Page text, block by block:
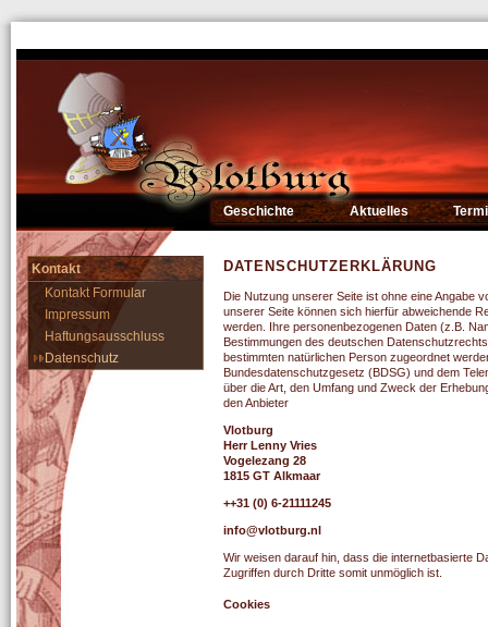
Geschichte Aktuelles
Kontakt
Kontakt Formular
Impressum
Haftungsausschluss
Datenschutz
DATENSCHUTZERKLÄRUNG
Die Nutzung unserer Seite ist ohne eine Angabe
unserer Seite können sich hierfür abweichende
werden. Ihre personenbezogenen Daten (z.B.
Bestimmungen des deutschen
bestimmten natürlichen Person zugeordnet
Bundesdatenschutzgesetz (BDSG) und dem
über die Art, den Umfang und Zweck der
den Anbieter
Vlotburg
Herr Lenny Vries
Vogelezang 28
1815 GT Alkmaar
++31 (0) 6-21111245
info@vlotburg.nl
Wir weisen darauf hin, dass die internetbasierte
Zugriffen durch Dritte somit unmöglich ist.
Cookies